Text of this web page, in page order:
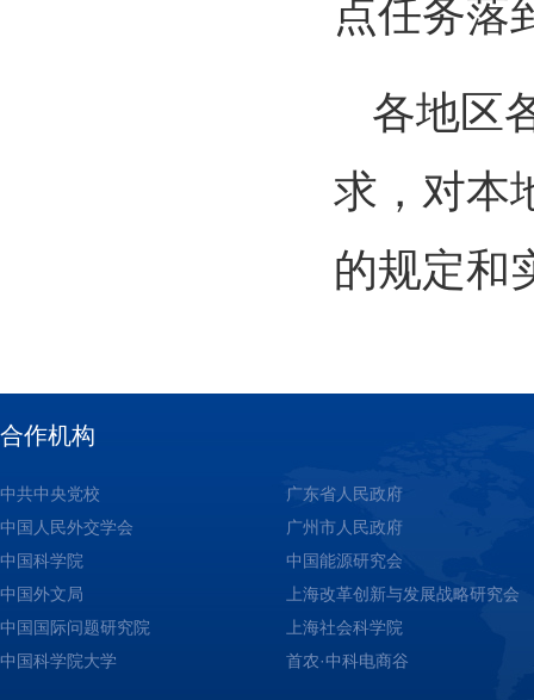
点任务落
各地区
求，对本
的规定和
合作机构
中共中央党校
广东省人民政府
中国人民外交学会
广州市人民政府
中国科学院
中国能源研究会
中国外文局
上海改革创新与发展战略研究会
中国国际问题研究院
上海社会科学院
中国科学院大学
首农·中科电商谷